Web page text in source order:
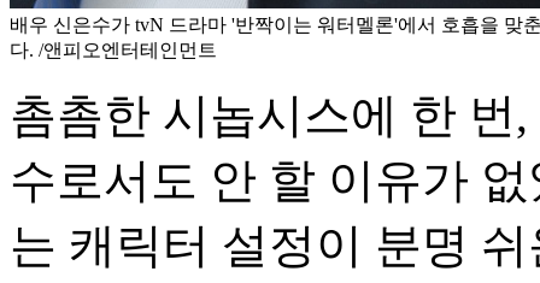
배우 신은수가 tvN 드라마 '반짝이는 워터멜론'에서 호흡을 맞
다. /앤피오엔터테인먼트
촘촘한 시놉시스에 한 번
수로서도 안 할 이유가
는 캐릭터 설정이 분명